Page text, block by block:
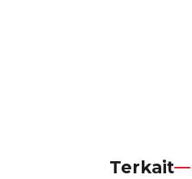
Terkait